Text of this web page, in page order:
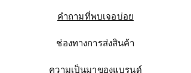
คำถามที่พบเจอบ่อย
ช่องทางการส่งสินค้า
ความเป็นมาของแบรนด์